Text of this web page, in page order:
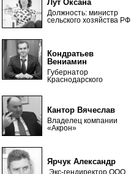
Лут Оксана
Должность: министр
сельского хозяйства РФ
Кондратьев
Вениамин
Губернатор
Краснодарского
Кантор Вячеслав
Владелец компании
«Акрон»
Ярчук Александр
Экс-гендиректор ООО